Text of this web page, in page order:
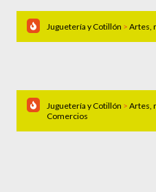
Juguetería y Cotillón > Artes,
Juguetería y Cotillón > Artes,
Comercios